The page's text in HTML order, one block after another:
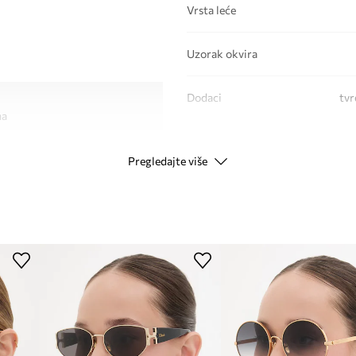
i lakoći nošenja
Vrsta leće
Uzorak okvira
Dodaci
Tip okvira
Kod proizvođača
Boja proizvođača
Pregledajte više